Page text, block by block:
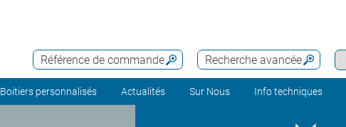
Recherche avancée
Référence de commande
Boitiers personnalisés Actualités Sur Nous Info techniques